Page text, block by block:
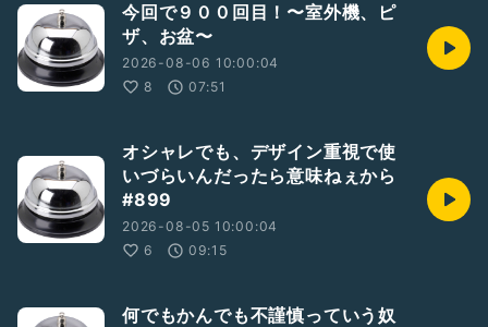
今回で９００回目！〜室外機、ピ
ザ、お盆〜
2026-08-06 10:00:04
8
07:51
オシャレでも、デザイン重視で使
いづらいんだったら意味ねぇから
#899
2026-08-05 10:00:04
6
09:15
何でもかんでも不謹慎っていう奴